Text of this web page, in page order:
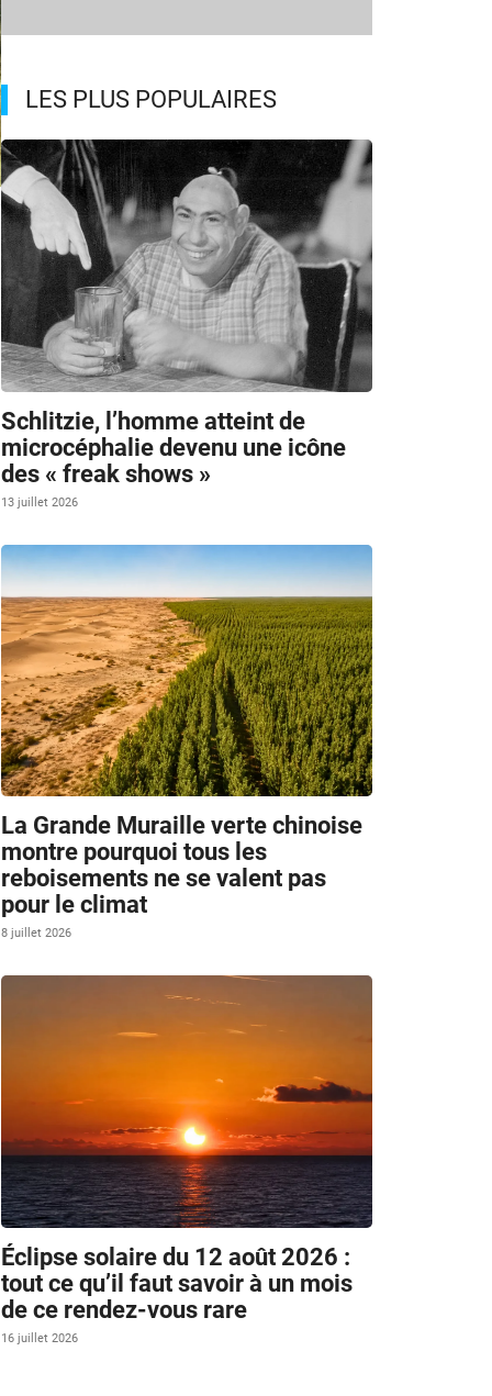
LES PLUS POPULAIRES
Schlitzie, l’homme atteint de
microcéphalie devenu une icône
des « freak shows »
13 juillet 2026
La Grande Muraille verte chinoise
montre pourquoi tous les
reboisements ne se valent pas
pour le climat
8 juillet 2026
Éclipse solaire du 12 août 2026 :
tout ce qu’il faut savoir à un mois
de ce rendez-vous rare
16 juillet 2026